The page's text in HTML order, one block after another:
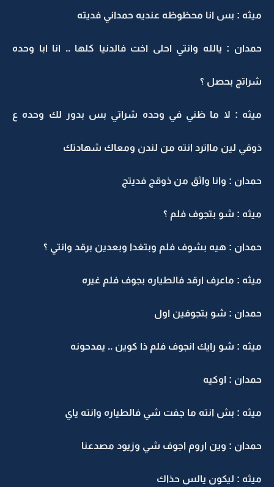
ميثه : بس انا محظوظه عنديه حمداني فديته
حمدان : يالله وانتي احلى اخت فالدنيا كلها .. انا ابا وحده
شراتج بحصل ؟
ميثه : لا ما ظني في وحده شراتي بس بدور لك وحده ع
ذوقي لين مااترد انته من لندن ومعاك شهادتك
حمدان : وانا واثق من ذوقج فديتج
ميثه : شو بتجوف فلم ؟
حمدان : هيه بشوف فلم وبتغدا وبعدين برقد وانتي ؟
ميثه : ماعرف ارقد فالطياره بجوف فلم غيره
حمدان : شو بتجوفين اول
ميثه : شو رايك انجوف فلم ذا كوين .. يمدحونه
حمدان : اوكيه
ميثه : بش انته ما جفت شي فالطياره وانته ياي
حمدان : وين اروم اجوف شي وزيود مصدعنا
ميثه : ليكون يالس حذاك